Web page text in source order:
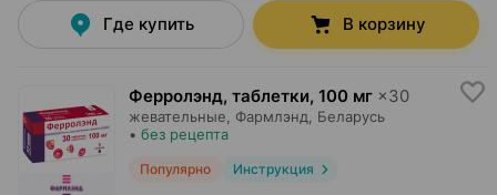
Где купить В корзину
Ферролэнд, таблетки, 100 мг ×30
жевательные, Фармлэнд , Беларусь
• без рецепта
Популярно Инструкция